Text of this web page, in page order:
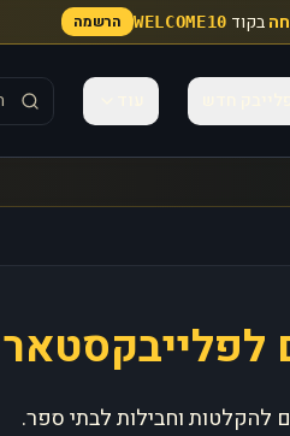
בקוד WELCOME10 הרשמה
לפלייבקסטאר
להקלטות וחבילות לבתי ספר.